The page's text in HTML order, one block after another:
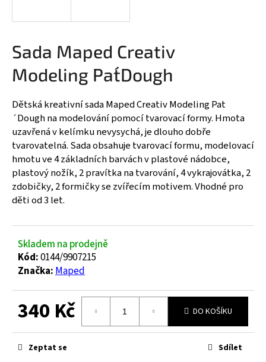
Sada Maped Creativ
Modeling Pat´Dough
Dětská kreativní sada Maped Creativ Modeling Pat
´Dough na modelování pomocí tvarovací formy. Hmota
uzavřená v kelímku nevysychá, je dlouho dobře
tvarovatelná. Sada obsahuje tvarovací formu, modelovací
hmotu ve 4 základních barvách v plastové nádobce,
plastový nožík, 2 pravítka na tvarování, 4 vykrajovátka, 2
zdobičky, 2 formičky se zvířecím motivem. Vhodné pro
děti od 3 let.
Skladem na prodejně
Kód:0144/9907215
Značka:Maped
340 Kč
Měrná
DO KOŠÍKU
Zeptat se Sdílet
í
t
?
HLEDAT
D
o
o
u
j
m
e